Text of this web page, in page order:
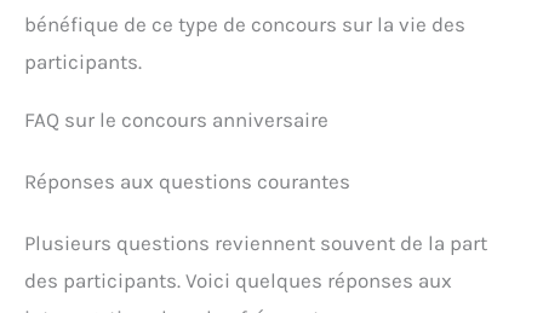
bénéfique de ce type de concours sur la vie des
participants.
FAQ sur le concours anniversaire
Réponses aux questions courantes
Plusieurs questions reviennent souvent de la part
des participants. Voici quelques réponses aux